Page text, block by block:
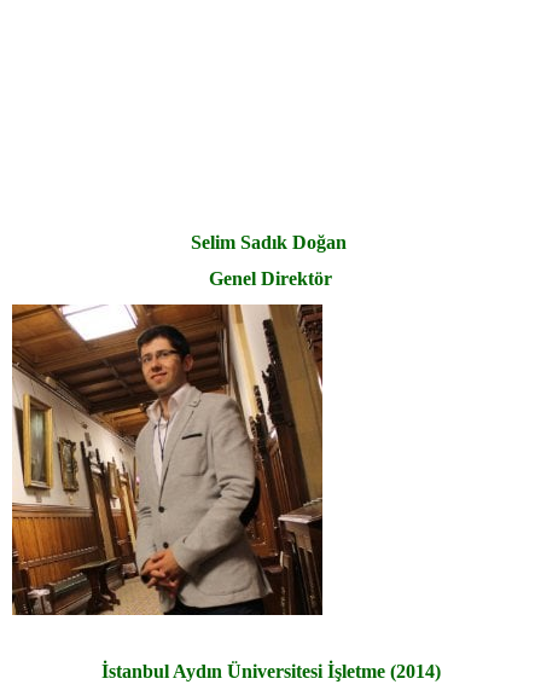
Selim Sadık Doğan
Genel Direktör
İstanbul Aydın Üniversitesi İşletme (2014)